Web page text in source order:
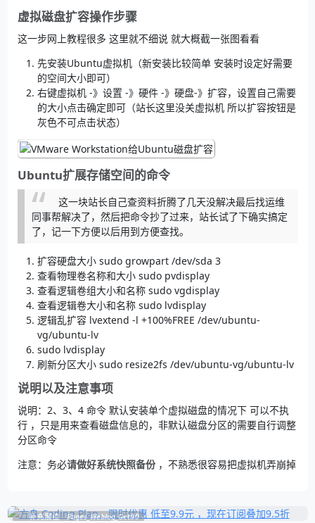
虚拟磁盘扩容操作步骤
这一步网上教程很多 这里就不细说 就大概截一张图看看
先安装Ubuntu虚拟机（新安装比较简单 安装时设定好需要
的空间大小即可）
右键虚拟机 -》设置 -》硬件 -》硬盘-》扩容，设置自己需要
的大小点击确定即可（站长这里没关虚拟机 所以扩容按钮是
灰色不可点击状态）
Ubuntu扩展存储空间的命令
这一块站长自己查资料折腾了几天没解决最后找运维
同事帮解决了，然后把命令抄了过来，站长试了下确实搞定
了，记一下方便以后用到方便查找。
扩容硬盘大小 sudo growpart /dev/sda 3
查看物理卷名称和大小 sudo pvdisplay
查看逻辑卷组大小和名称 sudo vgdisplay
查看逻辑卷大小和名称 sudo lvdisplay
逻辑乱扩容 lvextend -l +100%FREE /dev/ubuntu-
vg/ubuntu-lv
sudo lvdisplay
刷新分区大小 sudo resize2fs /dev/ubuntu-vg/ubuntu-lv
说明以及注意事项
说明：2、3、4 命令 默认安装单个虚拟磁盘的情况下 可以不执
行 ，只是用来查看磁盘信息的，非默认磁盘分区的需要自行调整
分区命令
注意：务必请做好系统快照备份，不熟悉很容易把虚拟机弄崩掉
补充展位 Pages_Weblog_Get#0